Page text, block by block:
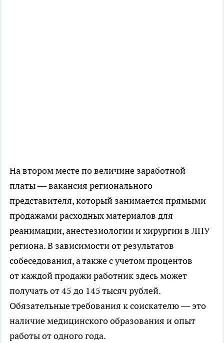
На втором месте по величине заработной
платы — вакансия регионального
представителя, который занимается прямыми
продажами расходных материалов для
реанимации, анестезиологии и хирургии в ЛПУ
региона. В зависимости от результатов
собеседования, а также с учетом процентов
от каждой продажи работник здесь может
получать от 45 до 145 тысяч рублей.
Обязательные требования к соискателю — это
наличие медицинского образования и опыт
работы от одного года.